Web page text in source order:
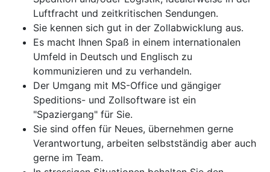
Luftfracht und zeitkritischen Sendungen.
Sie kennen sich gut in der Zollabwicklung aus.
Es macht Ihnen Spaß in einem internationalen
Umfeld in Deutsch und Englisch zu
kommunizieren und zu verhandeln.
Der Umgang mit MS-Office und gängiger
Speditions- und Zollsoftware ist ein
"Spaziergang" für Sie.
Sie sind offen für Neues, übernehmen gerne
Verantwortung, arbeiten selbstständig aber auch
gerne im Team.